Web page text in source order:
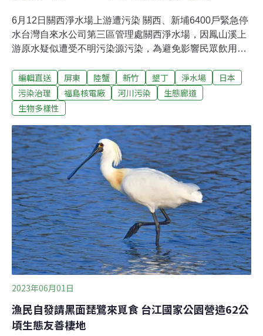
6月12日關西淨水場上游遭污染 關西、新埔6400戶緊急停
水台灣自來水公司第三區管理處關西淨水場，因鳳山溪上
游原水疑似遭受不明污染源污染，為避免影響民眾飲用水
鎮全鎮和新埔鎮部分地區總計6400戶，預計停水至14日中
午12點；地方懷疑鳳山溪遭有害事業溶劑的廢液污染，縣
府環保局表示，已通報檢警積極追查污染源，檢察官預計
13日上午現勘。（自由時報報導）中正大學研發智慧養蜂
系統 遠端掌握健康、節省看顧人力以往蜂農須時常開蜂箱
檢查蜜蜂健康與否，增加蜂農工作量，造成青年不願意投
入產業、養殖蜜蜂產業高齡化等問題，中正大學創新創業
基地團隊Fantast運用物聯網和AI影像辨識技術，研發
「BeeCare智慧養蜂系統」，包含智能養蜂、蜂箱追蹤應
用程式等，將科技數據導入養蜂產業，蜂農從遠端就可掌
握蜜蜂健康變化，有助節省人力看顧成本。（自由時報報
導）
編輯直送 屏東 陸蟹 新竹 墾丁 淨水場
日本
污染治理
福島核電廠 河川污染
生態廊道
生物多樣性
2023年06月01日
漁民自發請黑面琵鷺來覓食 台江國家公園營造62公
頃生態友善棲地